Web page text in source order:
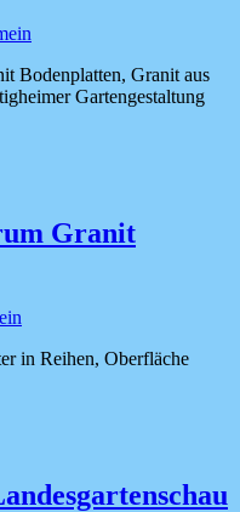
Bodenplatten, Granit aus
Gartengestaltung
Granit
in Reihen, Oberfläche